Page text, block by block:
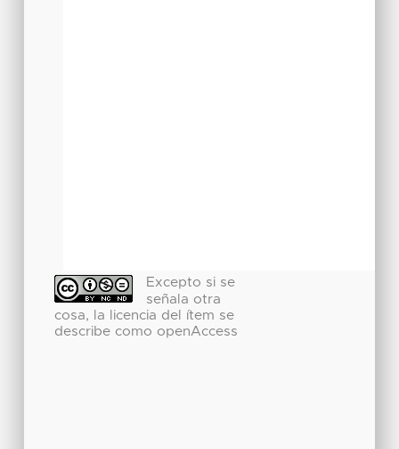
Excepto si se
señala otra
cosa, la licencia del ítem se
describe como openAccess